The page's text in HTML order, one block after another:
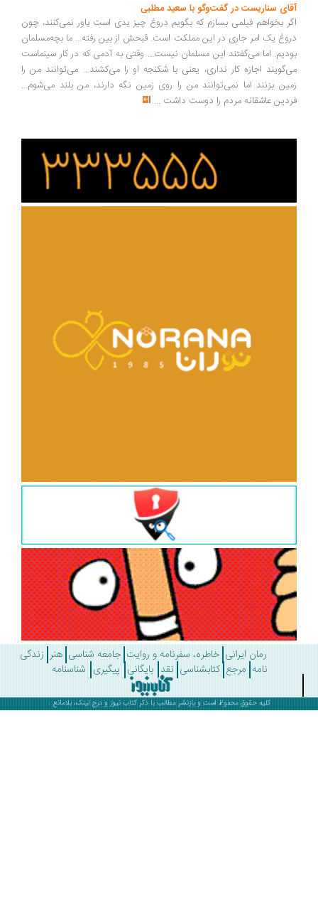
سناریست در گفت‌وگو با سعید مطلبی
بخواهم فیلمی بسازم که بگویم دروغ چیز بدی است باور نمی‌کنند، چون
یک امر جاری در این مملکت است. قبحش از بین رفته... ما بچه‌مسلمان
اما می‌گفتند این مسلمان نیست... وقتی به آدمی که در کار سینماست
اجازه کار نداری، یعنی با شکنجه او را می‌کشند... می‌توانند من را
بزنند اما نمی‌توانند من را روی زمین نگه دارند، من بلند می‌شوم...
عاشقانه مردم را دوست داشت ...
رمان ایرانی خاطره، سفرنامه و روایت جامعه شناسی هنر زندگی
مرجع کتابشناسی نقد بایگانی پیگیری شناسنامه
کلیه حقوق محفوظ است و بازنشر مطالب با ذکرکتاب نیوز و درج لینک، بلامانع .